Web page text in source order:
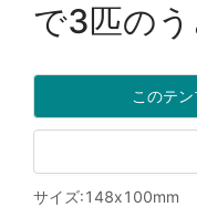
で3匹の
このテン
サイズ:148x100mm